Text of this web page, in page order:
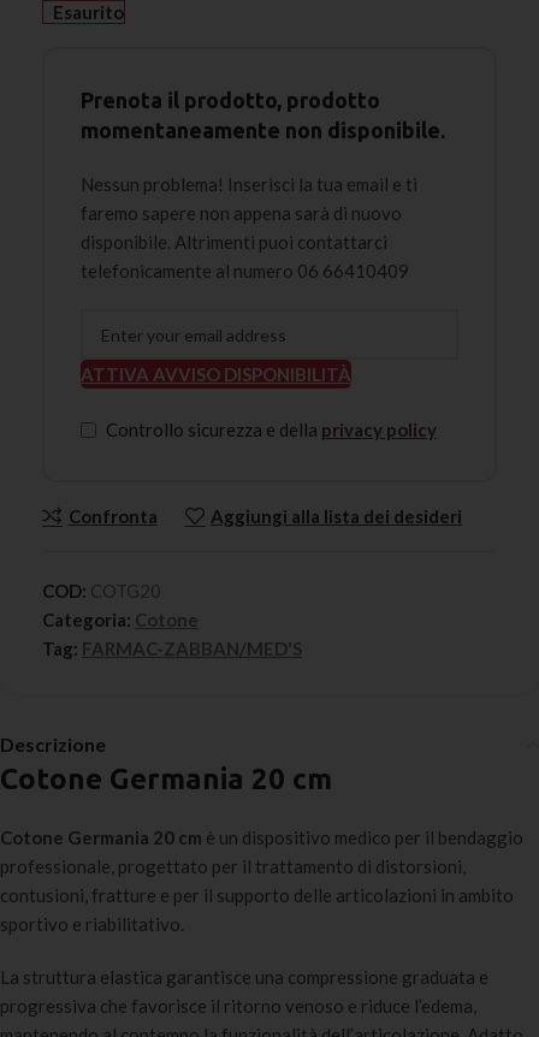
Esaurito
Prenota il prodotto, prodotto
momentaneamente non disponibile.
Nessun problema! Inserisci la tua email e ti
faremo sapere non appena sarà di nuovo
disponibile. Altrimenti puoi contattarci
telefonicamente al numero 06 66410409
ATTIVA AVVISO DISPONIBILITÀ
Controllo sicurezza e della privacy policy
Confronta Aggiungi alla lista dei desideri
COD: COTG20
Categoria: Cotone
Tag: FARMAC-ZABBAN/MED'S
Descrizione
Cotone Germania 20 cm
Cotone Germania 20 cm è un dispositivo medico per il bendaggio
professionale, progettato per il trattamento di distorsioni,
contusioni, fratture e per il supporto delle articolazioni in ambito
sportivo e riabilitativo.
La struttura elastica garantisce una compressione graduata e
progressiva che favorisce il ritorno venoso e riduce l’edema,